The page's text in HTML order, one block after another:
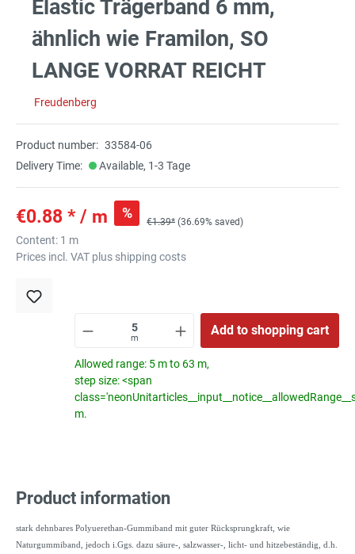
Elastic Trägerband 6 mm,
ähnlich wie Framilon, SO
LANGE VORRAT REICHT
Freudenberg
Product number: 33584-06
Delivery Time:
Available, 1-3 Tage
€0.88 * / m %
€1.39* (36.69% saved)
Content: 1 m
Prices incl. VAT plus shipping costs
m
Add to shopping cart
Allowed range: 5 m to 63 m,
step size: <span
m.
Product information
stark dehnbares Polyuerethan-Gummiband mit guter Rücksprungkraft, wie
Naturgummiband, jedoch i.Ggs. dazu säure-, salzwasser-, licht- und hitzebeständig, d.h.